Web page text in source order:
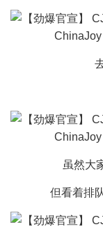
虽然大
但看着排